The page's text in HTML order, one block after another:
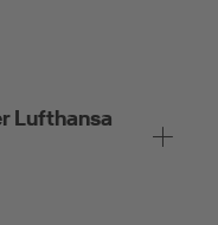
Lufthansa